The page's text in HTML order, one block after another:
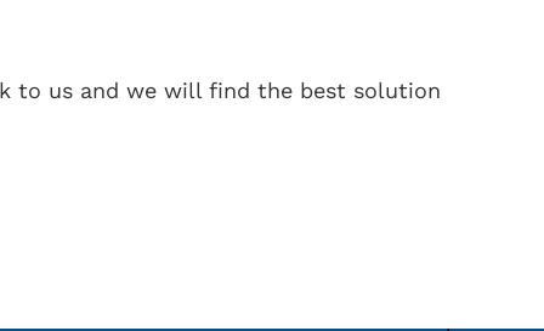
to us and we will find the best solution